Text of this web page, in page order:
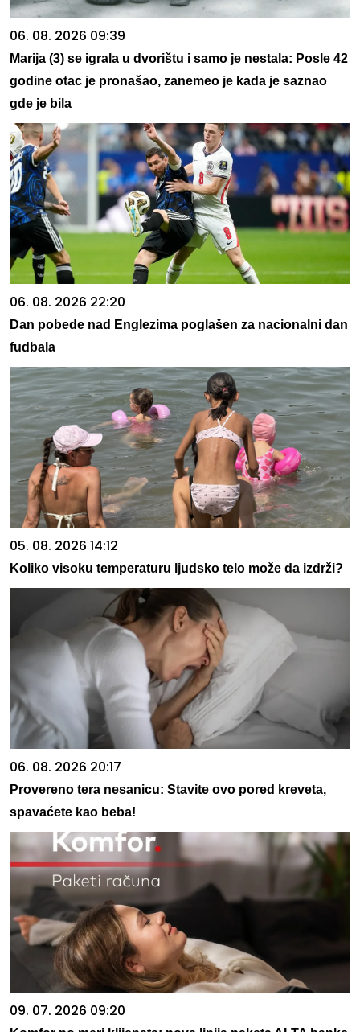
06. 08. 2026 09:39
Marija (3) se igrala u dvorištu i samo je nestala: Posle 42
godine otac je pronašao, zanemeo je kada je saznao
gde je bila
06. 08. 2026 22:20
Dan pobede nad Englezima poglašen za nacionalni dan
fudbala
05. 08. 2026 14:12
Koliko visoku temperaturu ljudsko telo može da izdrži?
06. 08. 2026 20:17
Provereno tera nesanicu: Stavite ovo pored kreveta,
spavaćete kao beba!
09. 07. 2026 09:20